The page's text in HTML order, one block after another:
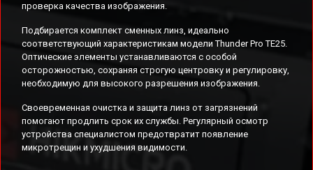
проверка качества изображения.
Подбирается комплект сменных линз, идеально
соответствующий характеристикам модели Thunder Pro TE25.
Оптические элементы устанавливаются с особой
осторожностью, сохраняя строгую центровку и регулировку,
необходимую для высокого разрешения изображения.
Своевременная очистка и защита линз от загрязнений
помогают продлить срок их службы. Регулярный осмотр
устройства специалистом предотвратит появление
микротрещин и ухудшения видимости.